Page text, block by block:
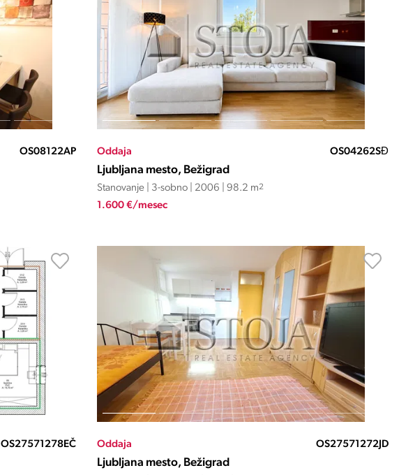
OS08122AP Oddaja OS04262SĐ
Ljubljana mesto, Bežigrad
Stanovanje | 3-sobno | 2006 | 98.2 m2
1.600 €/mesec
OS27571278EČ Oddaja OS27571272JD
Ljubljana mesto, Bežigrad